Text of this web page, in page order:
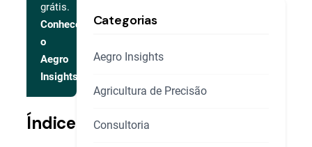
grátis.
Conhecer
o
Aegro
Insights
Índice
Categorias
Aegro Insights
Agricultura de Precisão
Consultoria